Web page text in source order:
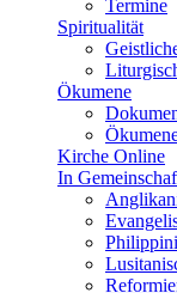
Termine
Spiritualität
Ökumene
Kirche Online
In